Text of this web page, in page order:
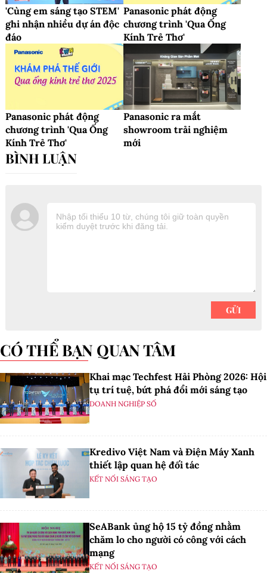
'Cùng em sáng tạo STEM'
ghi nhận nhiều dự án độc
đáo
Panasonic phát động
chương trình 'Qua Ống
Kính Trẻ Thơ'
Panasonic phát động
chương trình 'Qua Ống
Kính Trẻ Thơ'
Panasonic ra mắt
showroom trải nghiệm
mới
CÓ THỂ BẠN QUAN TÂM
Khai mạc Techfest Hải Phòng 2026: Hội
tụ trí tuệ, bứt phá đổi mới sáng tạo
DOANH NGHIỆP SỐ
Kredivo Việt Nam và Điện Máy Xanh
thiết lập quan hệ đối tác
KẾT NỐI SÁNG TẠO
SeABank ủng hộ 15 tỷ đồng nhằm
chăm lo cho người có công với cách
mạng
KẾT NỐI SÁNG TẠO